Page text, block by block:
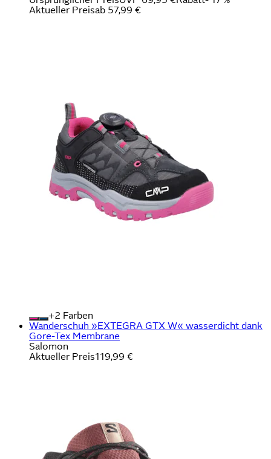
Aktueller Preisab 57,99 €
+
Farben
Wanderschuh »EXTEGRA GTX W« wasserdicht dank
Gore-Tex Membrane
Salomon
Aktueller Preis119,99 €